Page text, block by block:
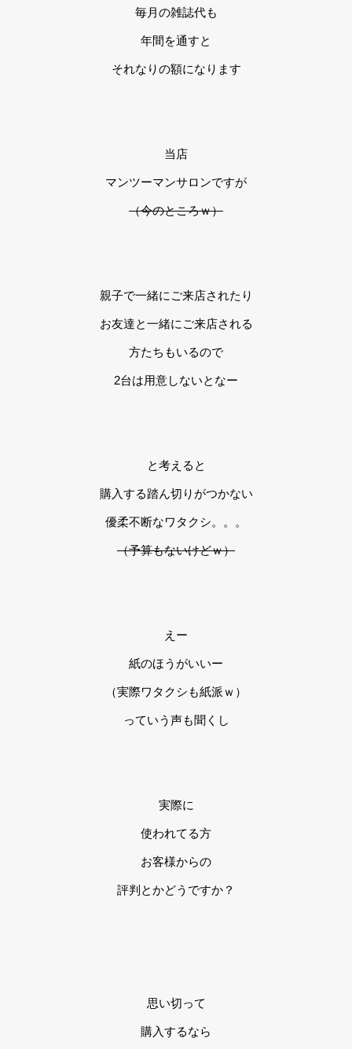
毎月の雑誌代も
年間を通すと
それなりの額になります
当店
マンツーマンサロンですが
（今のところｗ）
親子で一緒にご来店されたり
お友達と一緒にご来店される
方たちもいるので
2台は用意しないとなー
と考えると
購入する踏ん切りがつかない
優柔不断なワタクシ。。。
（予算もないけどｗ）
えー
紙のほうがいいー
（実際ワタクシも紙派ｗ）
っていう声も聞くし
実際に
使われてる方
お客様からの
評判とかどうですか？
思い切って
購入するなら